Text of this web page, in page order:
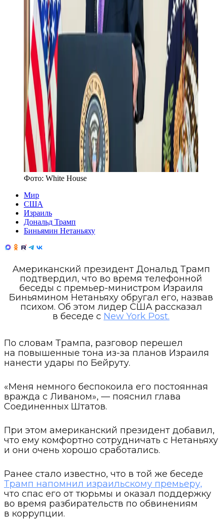
Фото: White House
Мир
США
Израиль
Дональд Трамп
Биньямин Нетаньяху
Американский президент Дональд Трамп
подтвердил, что во время телефонной
беседы с премьер-министром Израиля
Биньямином Нетаньяху обругал его, назвав
психом. Об этом лидер США рассказал
в беседе с New York Post.
По словам Трампа, разговор перешел
на повышенные тона из-за планов Израиля
нанести удары по Бейруту.
«Меня немного беспокоила его постоянная
вражда с Ливаном», — пояснил глава
Соединенных Штатов.
При этом американский президент добавил,
что ему комфортно сотрудничать с Нетаньяху
и они очень хорошо сработались.
Ранее стало известно, что в той же беседе
Трамп напомнил израильскому премьеру,
что спас его от тюрьмы и оказал поддержку
во время разбирательств по обвинениям
в коррупции.